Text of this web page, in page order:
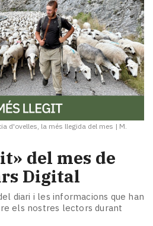
d'ovelles, la més llegida del mes | M.
del mes de
Digital
diari i les informacions que han
els nostres lectors durant